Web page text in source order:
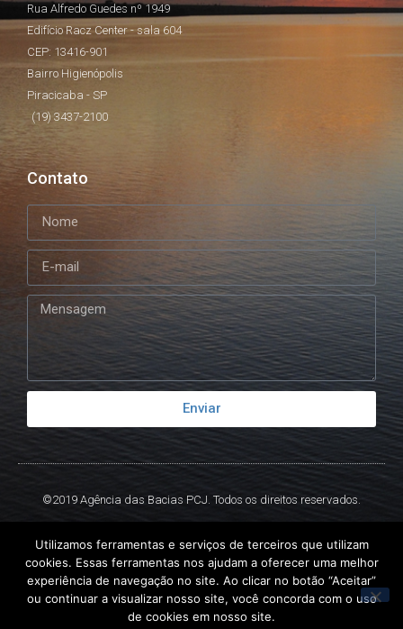
Rua Alfredo Guedes nº 1949
Edifício Racz Center - sala 604
CEP: 13416-901
Bairro Higienópolis
Piracicaba - SP
(19) 3437-2100
Contato
Enviar
©2019 Agência das Bacias PCJ. Todos os direitos reservados.
Utilizamos ferramentas e serviços de terceiros que utilizam
cookies. Essas ferramentas nos ajudam a oferecer uma melhor
experiência de navegação no site. Ao clicar no botão “Aceitar”
ou continuar a visualizar nosso site, você concorda com o uso
de cookies em nosso site.